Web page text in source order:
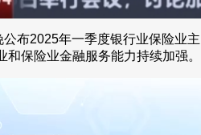
布2025年一季度银行业保险业主
保险业金融服务能力持续加强。